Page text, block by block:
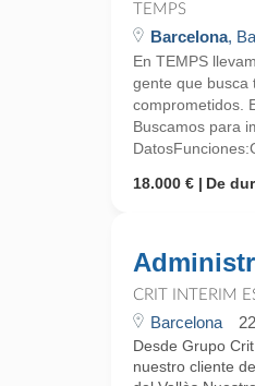
TEMPS
Barcelona,
En TEMPS
gente que busca
comprometidos.
Buscamos para
18.000 €
De
CRIT INTERIM
Barcelona
Desde Grupo
nuestro cliente